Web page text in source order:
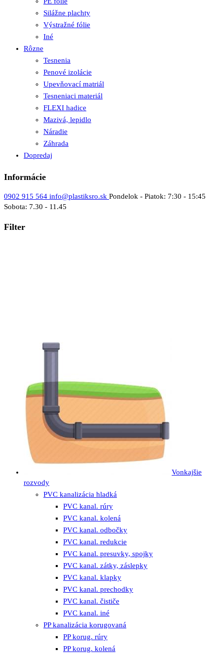
Silážne plachty
Výstražné fólie
Iné
Rôzne
Tesnenia
Penové izolácie
Upevňovací matriál
Tesneniaci materiál
FLEXI hadice
Mazivá, lepidlo
Náradie
Záhrada
Dopredaj
Informácie
0902 915 564 info@plastiksro.sk Pondelok - Piatok: 7:30 - 15:45
Sobota: 7.30 - 11.45
Filter
Vonkajšie
rozvody
PVC kanalizácia hladká
PVC kanal. rúry
PVC kanal. kolená
PVC kanal. odbočky
PVC kanal. redukcie
PVC kanal. presuvky, spojky
PVC kanal. zátky, záslepky
PVC kanal. klapky
PVC kanal. prechodky
PVC kanal. čističe
PVC kanal. iné
PP kanalizácia korugovaná
PP korug. rúry
PP korug. kolená